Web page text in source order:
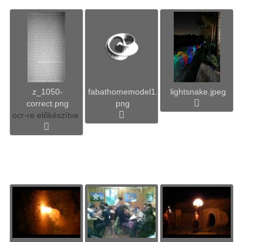
z_1050-
correct.png
ocr-re előkészítve
fabathomemodel1.
png
lightsnake.jpeg